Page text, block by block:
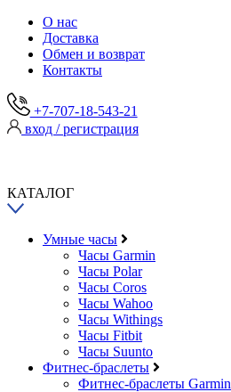
О нас
Доставка
Обмен и возврат
Контакты
+7-707-18-543-21
вход / регистрация
КАТАЛОГ
Умные часы
Часы Garmin
Часы Polar
Часы Coros
Часы Wahoo
Часы Withings
Часы Fitbit
Часы Suunto
Фитнес-браслеты
Фитнес-браслеты Garmin